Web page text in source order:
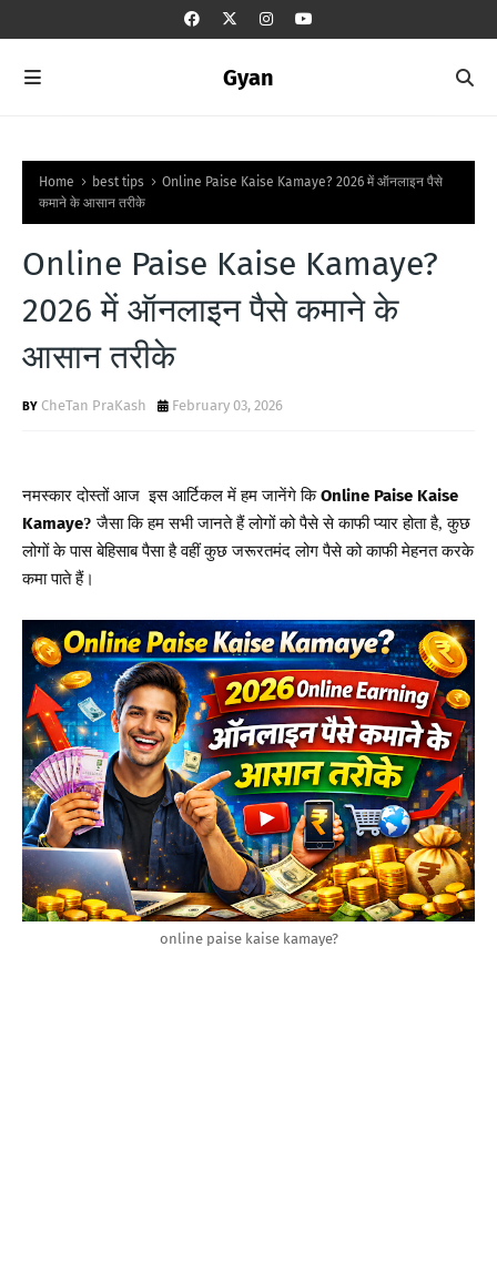
Gyan
Home best tips
Online Paise Kaise Kamaye? 2026 में ऑनलाइन पैसे
कमाने के आसान तरीके
Online Paise Kaise Kamaye?
2026 में ऑनलाइन पैसे कमाने के
आसान तरीके
CheTan PraKash February 03, 2026
नमस्कार दोस्तोंआजइस आर्टिकल में हम जानेंगे कि Online Paise Kaise
Kamaye?जैसा कि हम सभी जानते हैं लोगों को पैसे से काफी प्यार होता है,कुछ
लोगों के पास बेहिसाब पैसा है वहीं कुछ जरूरतमंद लोग पैसे को काफी मेहनत करके
कमा पाते हैं।
online paise kaise kamaye?